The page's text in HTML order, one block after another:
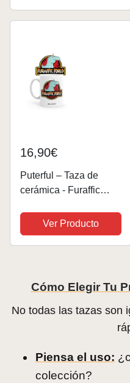
16,90€
Puterful – Taza de
cerámica - Furaffic
– Tazas con mensajes
divertidos – Tazas
divertidas – Taza con
Ver Producto
Cómo Elegir Tu
No todas las tazas son
Piensa el uso:
colección?